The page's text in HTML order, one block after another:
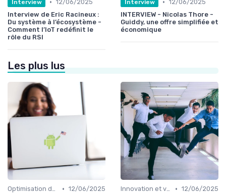
Interview
12/06/2025
Interview de Eric Racineux :
Du système à l’écosystème -
Comment l’IoT redéfinit le
rôle du RSI
Interview
12/06/2025
INTERVIEW - Nicolas Thore -
Guiddy, une offre simplifiée et
économique
Les plus lus
Optimisation des infrastructures IT • 12/06/2025
Innovation et veille technologique • 12/06/2025